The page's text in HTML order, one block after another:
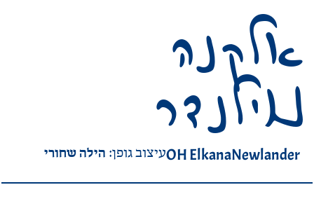
אלקנה
נוילנדר
OH ElkanaNewlanderעיצוב גופן: הילה שחורי